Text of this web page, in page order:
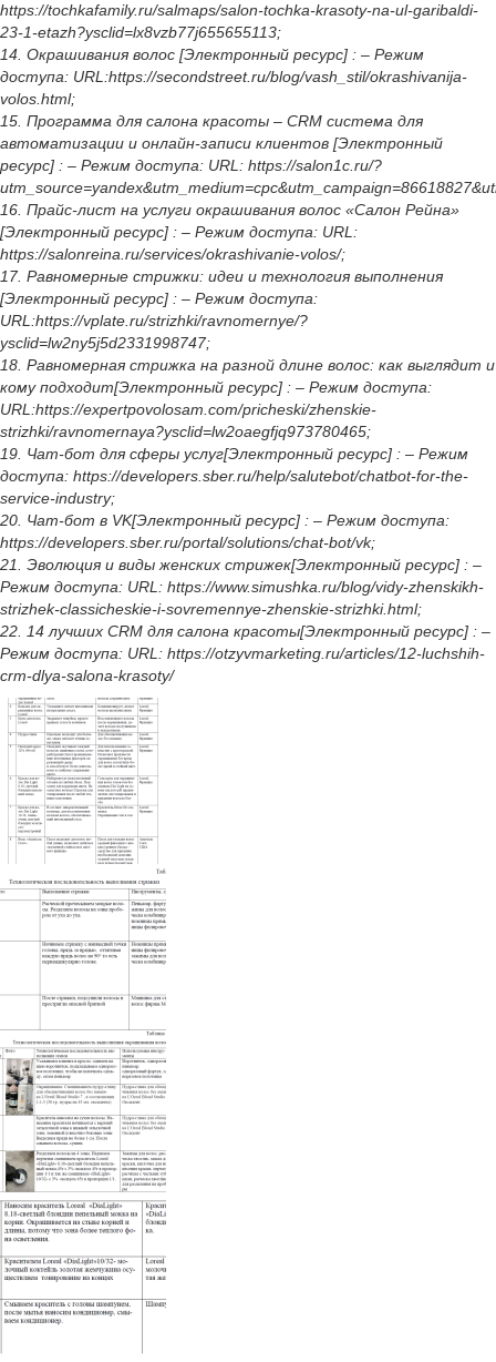
https://tochkafamily.ru/salmaps/salon-tochka-krasoty-na-ul-garibaldi-
23-1-etazh?ysclid=lx8vzb77j655655113;
14. Окрашивания волос [Электронный ресурс] : – Режим
доступа: URL:https://secondstreet.ru/blog/vash_stil/okrashivanija-
volos.html;
15. Программа для салона красоты – CRM система для
автоматизации и онлайн-записи клиентов [Электронный
ресурс] : – Режим доступа: URL: https://salon1c.ru/?
16. Прайс-лист на услуги окрашивания волос «Салон Рейна»
[Электронный ресурс] : – Режим доступа: URL:
https://salonreina.ru/services/okrashivanie-volos/;
17. Равномерные стрижки: идеи и технология выполнения
[Электронный ресурс] : – Режим доступа:
URL:https://vplate.ru/strizhki/ravnomernye/?
ysclid=lw2ny5j5d2331998747;
18. Равномерная стрижка на разной длине волос: как выглядит и
кому подходит[Электронный ресурс] : – Режим доступа:
URL:https://expertpovolosam.com/pricheski/zhenskie-
strizhki/ravnomernaya?ysclid=lw2oaegfjq973780465;
19. Чат-бот для сферы услуг[Электронный ресурс] : – Режим
доступа: https://developers.sber.ru/help/salutebot/chatbot-for-the-
service-industry;
20. Чат-бот в VK[Электронный ресурс] : – Режим доступа:
https://developers.sber.ru/portal/solutions/chat-bot/vk;
21. Эволюция и виды женских стрижек[Электронный ресурс] : –
Режим доступа: URL: https://www.simushka.ru/blog/vidy-zhenskikh-
strizhek-classicheskie-i-sovremennye-zhenskie-strizhki.html;
22. 14 лучших CRM для салона красоты[Электронный ресурс] : –
Режим доступа: URL: https://otzyvmarketing.ru/articles/12-luchshih-
crm-dlya-salona-krasoty/